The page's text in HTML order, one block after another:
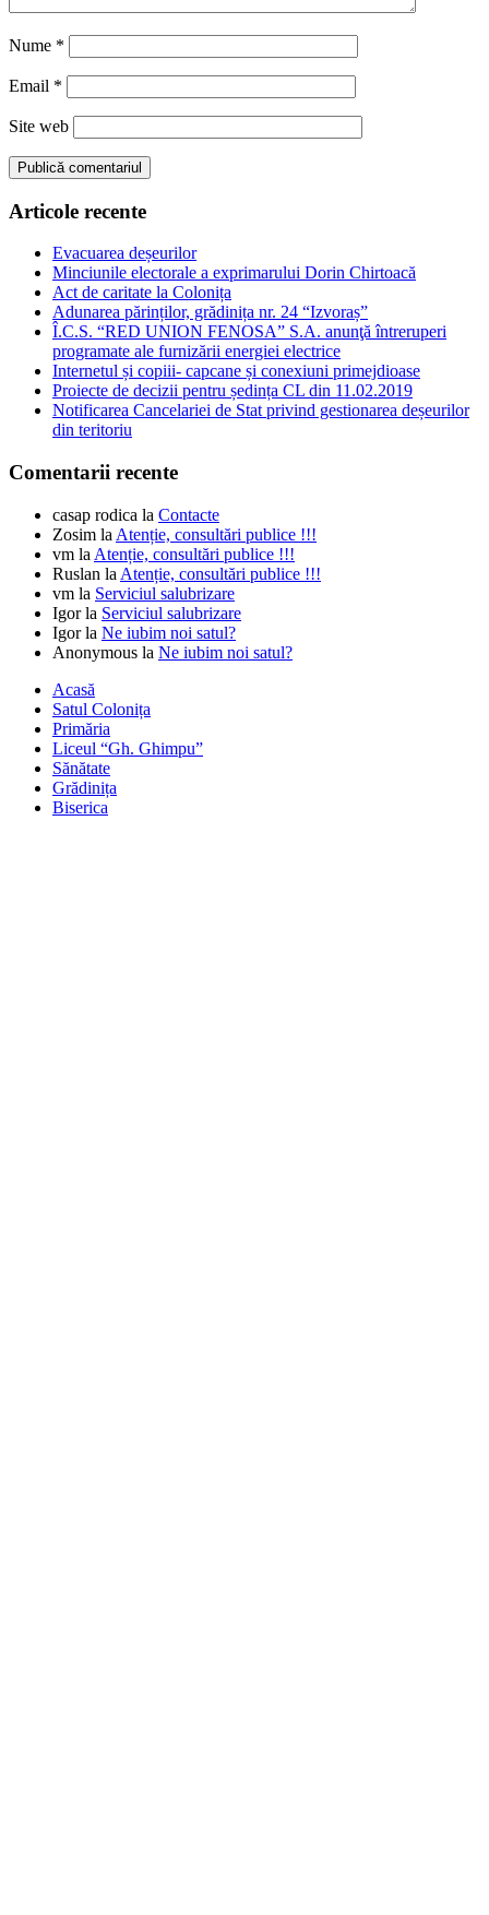
Nume *
Email *
Site web
Articole recente
Evacuarea deșeurilor
Minciunile electorale a exprimarului Dorin Chirtoacă
Act de caritate la Colonița
Adunarea părinților, grădinița nr. 24 “Izvoraș”
Î.C.S. “RED UNION FENOSA” S.A. anunţă întreruperi
programate ale furnizării energiei electrice
Internetul și copiii- capcane și conexiuni primejdioase
Proiecte de decizii pentru ședința CL din 11.02.2019
Notificarea Cancelariei de Stat privind gestionarea deșeurilor
din teritoriu
Comentarii recente
casap rodica la Contacte
Zosim la Atenție, consultări publice !!!
vm la Atenție, consultări publice !!!
Ruslan la Atenție, consultări publice !!!
vm la Serviciul salubrizare
Igorla Serviciul salubrizare
Igorla Ne iubim noi satul?
Anonymous la Ne iubim noi satul?
Acasă
Satul Colonița
Primăria
Liceul “Gh. Ghimpu”
Sănătate
Grădinița
Biserica